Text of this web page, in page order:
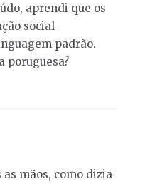
aprendi que os
social
padrão.
poruguesa?
mãos, como dizia